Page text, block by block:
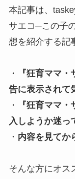
本記事は、
サエコ─この子
想を紹介する記
・ 『狂育ママ・
告に表示されて
・
『狂育ママ・
入しようか迷っ
・ 内容を見てか
そんな方にオス